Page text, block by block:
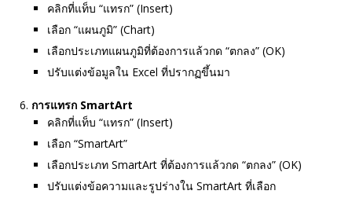
คลิกที่แท็บ “แทรก” (Insert)
เลือก “แผนภูมิ” (Chart)
เลือกประเภทแผนภูมิที่ต้องการแล้วกด “ตกลง” (OK)
ปรับแต่งข้อมูลใน Excel ที่ปรากฏขึ้นมา
การแทรก SmartArt
คลิกที่แท็บ “แทรก” (Insert)
เลือก “SmartArt”
เลือกประเภท SmartArt ที่ต้องการแล้วกด “ตกลง” (OK)
ปรับแต่งข้อความและรูปร่างใน SmartArt ที่เลือก